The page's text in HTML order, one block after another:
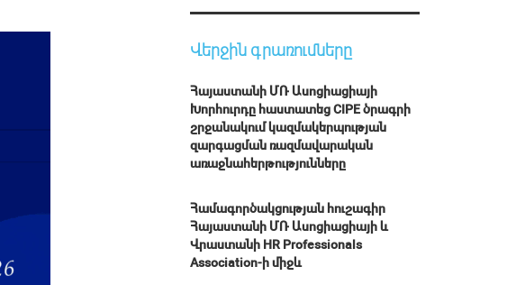
Վերջին գրառումները
Հայաստանի ՄՌ Ասոցիացիայի
Խորհուրդը հաստատեց CIPE ծրագրի
շրջանակում կազմակերպության
զարգացման ռազմավարական
առաջնահերթությունները
Համագործակցության հուշագիր
Հայաստանի ՄՌ Ասոցիացիայի և
Վրաստանի HR Professionals
Association-ի միջև